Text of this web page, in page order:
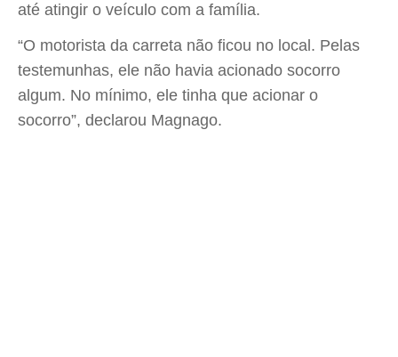
até atingir o veículo com a família.
“O motorista da carreta não ficou no local. Pelas
testemunhas, ele não havia acionado socorro
algum. No mínimo, ele tinha que acionar o
socorro”, declarou Magnago.